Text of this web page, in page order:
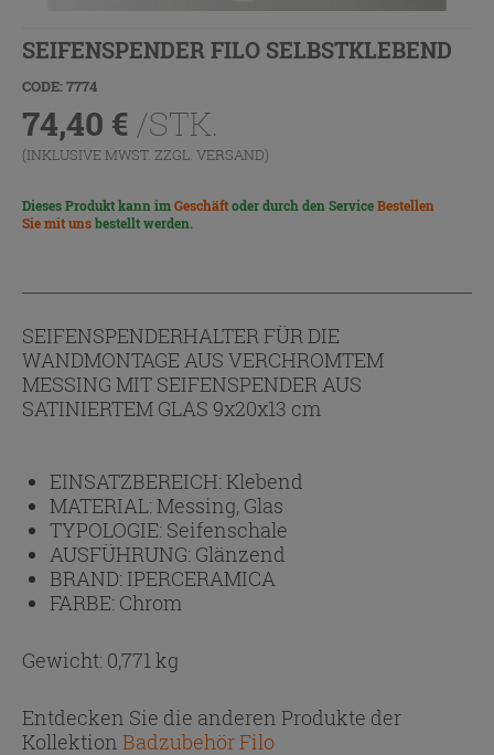
SEIFENSPENDER FILO SELBSTKLEBEND
CODE: 7774
74,40 € /STK.
(INKLUSIVE MWST. ZZGL. VERSAND)
Dieses Produkt kann imGeschäftoder durch den ServiceBestellen
Sie mit unsbestellt werden.
SEIFENSPENDERHALTER FÜR DIE
WANDMONTAGE AUS VERCHROMTEM
MESSING MIT SEIFENSPENDER AUS
SATINIERTEM GLAS 9x20x13 cm
EINSATZBEREICH:Klebend
MATERIAL:Messing, Glas
TYPOLOGIE: Seifenschale
AUSFÜHRUNG: Glänzend
BRAND: IPERCERAMICA
FARBE: Chrom
Gewicht: 0,771 kg
Entdecken Sie die anderen Produkte der
Kollektion Badzubehör Filo